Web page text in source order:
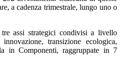
a cadenza trimestrale, lungo uno o
assi strategici condivisi a livello
transizione ecologica,
in Componenti, raggruppate in 7